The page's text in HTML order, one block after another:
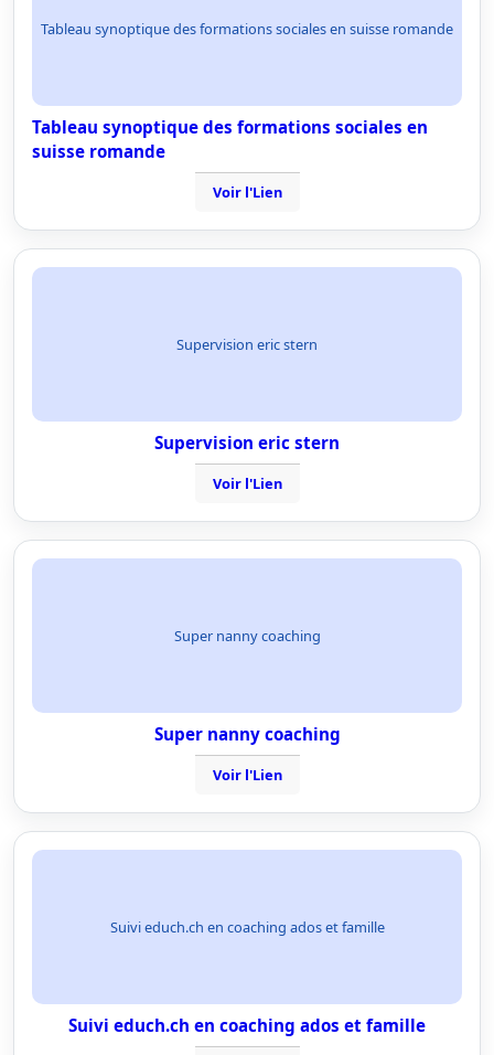
Tableau synoptique des formations sociales en suisse romande
Tableau synoptique des formations sociales en
suisse romande
Voir l'Lien
Supervision eric stern
Supervision eric stern
Voir l'Lien
Super nanny coaching
Super nanny coaching
Voir l'Lien
Suivi educh.ch en coaching ados et famille
Suivi educh.ch en coaching ados et famille